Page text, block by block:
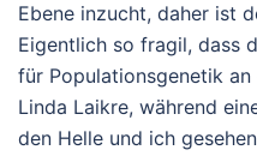
Ebene inzucht, daher ist
Eigentlich so fragil, dass
für Populationsgenetik
Linda Laikre, während
den Helle und ich